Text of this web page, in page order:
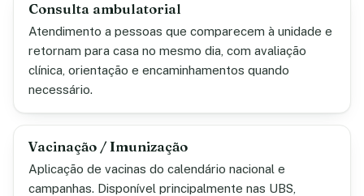
Consulta ambulatorial
Atendimento a pessoas que comparecem à unidade e
retornam para casa no mesmo dia, com avaliação
clínica, orientação e encaminhamentos quando
necessário.
Vacinação / Imunização
Aplicação de vacinas do calendário nacional e
campanhas. Disponível principalmente nas UBS,